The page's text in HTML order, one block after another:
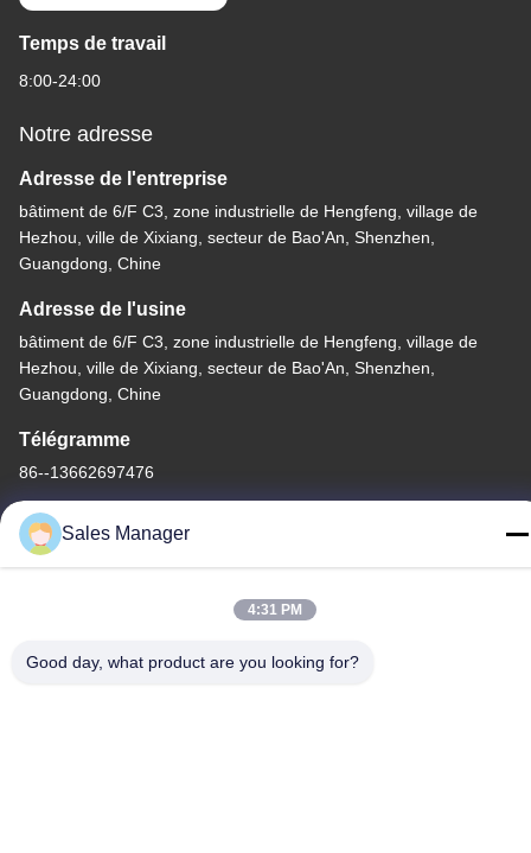
Temps de travail
8:00-24:00
Notre adresse
Adresse de l'entreprise
bâtiment de 6/F C3, zone industrielle de Hengfeng, village de
Hezhou, ville de Xixiang, secteur de Bao'An, Shenzhen,
Guangdong, Chine
Adresse de l'usine
bâtiment de 6/F C3, zone industrielle de Hengfeng, village de
Hezhou, ville de Xixiang, secteur de Bao'An, Shenzhen,
Guangdong, Chine
Télégramme
86--13662697476
Chine Bonne qualité Contact à membrane de dôme en métal Le
les droits réservés.
Sales Manager
4:31 PM
Good day, what product are you looking for?